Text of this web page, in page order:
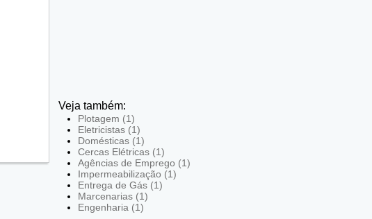
Veja também:
Plotagem (1)
Eletricistas (1)
Domésticas (1)
Cercas Elétricas (1)
Agências de Emprego (1)
Impermeabilização (1)
Entrega de Gás (1)
Marcenarias (1)
Engenharia (1)